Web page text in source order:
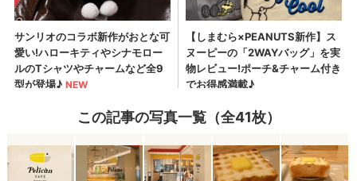
この記事の写真一覧（全41枚）